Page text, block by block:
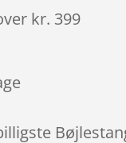
kr. 399